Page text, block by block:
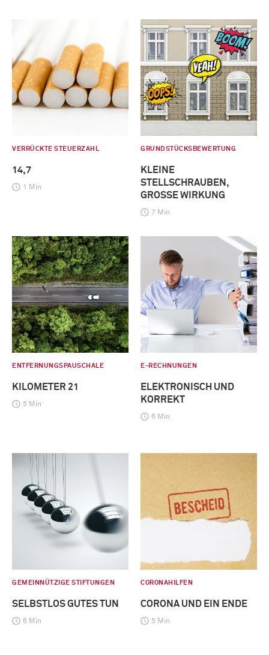
VERRÜCKTE STEUERZAHL
14,7
1 Min
GRUNDSTÜCKSBEWERTUNG
KLEINE
STELLSCHRAUBEN,
GROSSE WIRKUNG
7 Min
ENTFERNUNGSPAUSCHALE
KILOMETER 21
5 Min
E-RECHNUNGEN
ELEKTRONISCH UND
KORREKT
6 Min
GEMEINNÜTZIGE STIFTUNGEN
SELBSTLOS GUTES TUN
6 Min
CORONAHILFEN
CORONA UND EIN ENDE
5 Min